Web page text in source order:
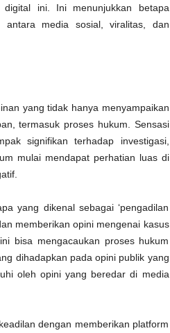
ini. Ini menunjukkan betapa
antara media sosial, viralitas, dan
yang tidak hanya menyampaikan
termasuk proses hukum. Sensasi
signifikan terhadap investigasi,
mulai mendapat perhatian luas di
yang dikenal sebagai ‘pengadilan
memberikan opini mengenai kasus
bisa mengacaukan proses hukum
dihadapkan pada opini publik yang
oleh opini yang beredar di media
dengan memberikan platform